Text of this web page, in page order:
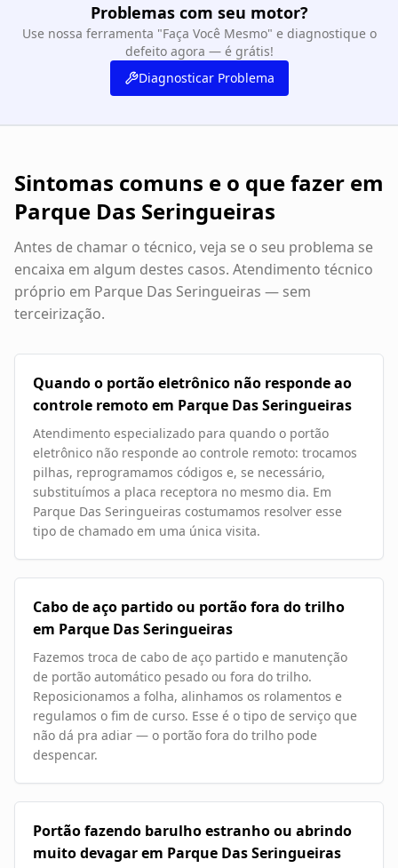
Problemas com seu motor?
Use nossa ferramenta "Faça Você Mesmo" e diagnostique o
defeito agora — é grátis!
Diagnosticar Problema
Sintomas comuns e o que fazer em
Parque Das Seringueiras
Antes de chamar o técnico, veja se o seu problema se
encaixa em algum destes casos. Atendimento técnico
próprio em Parque Das Seringueiras — sem
terceirização.
Quando o portão eletrônico não responde ao
controle remoto em Parque Das Seringueiras
Atendimento especializado para quando o portão
eletrônico não responde ao controle remoto: trocamos
pilhas, reprogramamos códigos e, se necessário,
substituímos a placa receptora no mesmo dia. Em
Parque Das Seringueiras costumamos resolver esse
tipo de chamado em uma única visita.
Cabo de aço partido ou portão fora do trilho
em Parque Das Seringueiras
Fazemos troca de cabo de aço partido e manutenção
de portão automático pesado ou fora do trilho.
Reposicionamos a folha, alinhamos os rolamentos e
regulamos o fim de curso. Esse é o tipo de serviço que
não dá pra adiar — o portão fora do trilho pode
despencar.
Portão fazendo barulho estranho ou abrindo
muito devagar em Parque Das Seringueiras